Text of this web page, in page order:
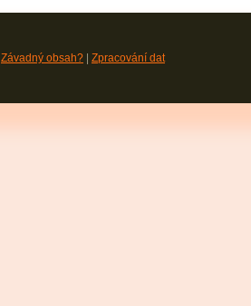
Závadný obsah? Zpracování dat